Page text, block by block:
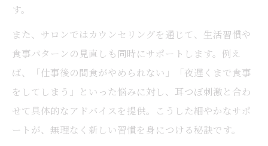
す。
また、サロンではカウンセリングを通じて、生活習慣や
食事パターンの見直しも同時にサポートします。例え
ば、「仕事後の間食がやめられない」「夜遅くまで食事
をしてしまう」といった悩みに対し、耳つぼ刺激と合わ
せて具体的なアドバイスを提供。こうした細やかなサポ
ートが、無理なく新しい習慣を身につける秘訣です。